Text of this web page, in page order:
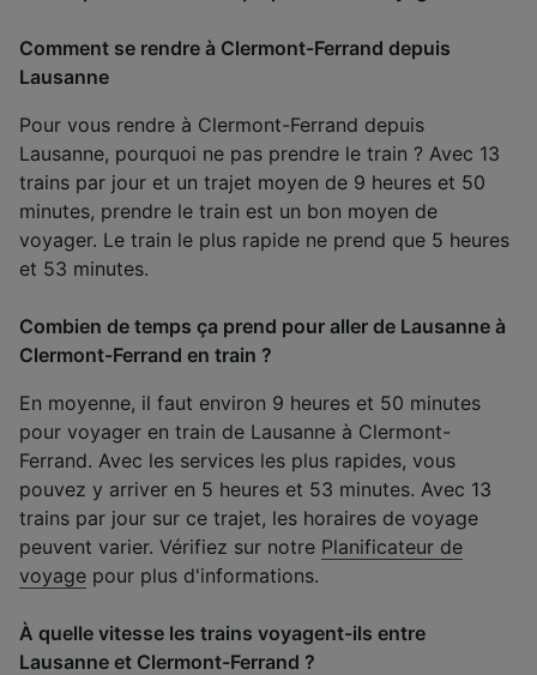
Comment se rendre à Clermont-Ferrand depuis
Lausanne
Pour vous rendre à Clermont-Ferrand depuis
Lausanne, pourquoi ne pas prendre le train ? Avec 13
trains par jour et un trajet moyen de 9 heures et 50
minutes, prendre le train est un bon moyen de
voyager. Le train le plus rapide ne prend que 5 heures
et 53 minutes.
Combien de temps ça prend pour aller de Lausanne à
Clermont-Ferrand en train ?
En moyenne, il faut environ 9 heures et 50 minutes
pour voyager en train de Lausanne à Clermont-
Ferrand. Avec les services les plus rapides, vous
pouvez y arriver en 5 heures et 53 minutes. Avec 13
trains par jour sur ce trajet, les horaires de voyage
peuvent varier. Vérifiez sur notre Planificateur de
voyage pour plus d'informations.
À quelle vitesse les trains voyagent-ils entre
Lausanne et Clermont-Ferrand ?